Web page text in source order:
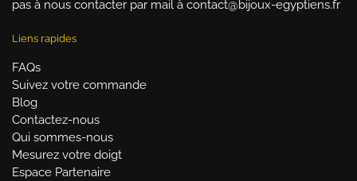
pas à nous contacter par mail à contact@bijoux-egyptiens.fr
Liens rapides
FAQs
Suivez votre commande
Blog
Contactez-nous
Qui sommes-nous
Mesurez votre doigt
Espace Partenaire